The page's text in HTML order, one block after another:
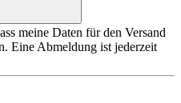
meine Daten für den Versand
Eine Abmeldung ist jederzeit